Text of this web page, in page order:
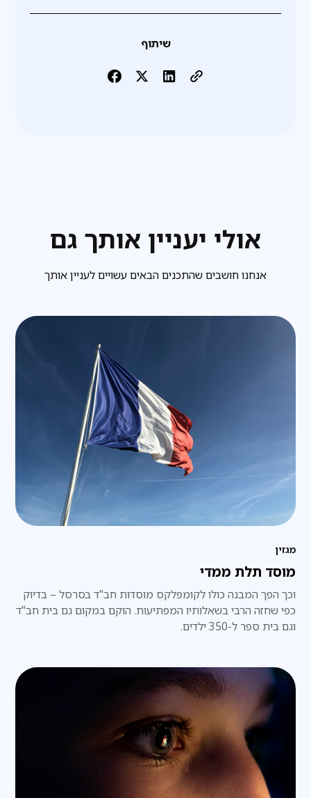
שיתוף
אולי יעניין אותך גם
אנחנו חושבים שהתכנים הבאים עשויים לעניין אותך
מגזין
מוסד תלת ממדי
וכך הפך המבנה כולו לקומפלקס מוסדות חב"ד בסרסל – בדיוק
כפי שחזה הרבי בשאלותיו המפתיעות. הוקם במקום גם בית חב"ד
וגם בית ספר ל-350 ילדים.